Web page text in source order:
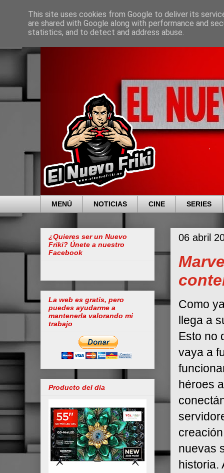
MENÚ NOTICIAS CINE SERIES
06 abril
Como
llega a
Esto no
vaya a
héroes
nuevas
historia.
¿Quieres ser un Nuevo
Friki? Únete a nuestro
Facebook
La web es gratis, pero
puedes ayudarme a
mantenerla valorando mi
trabajo
Producto del día
This site uses cookies from Google to deliver its
are shared with Google along with performance and
statistics, and to detect and address abuse.